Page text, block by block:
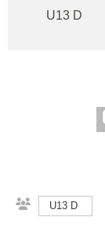
U13 D
U13 D